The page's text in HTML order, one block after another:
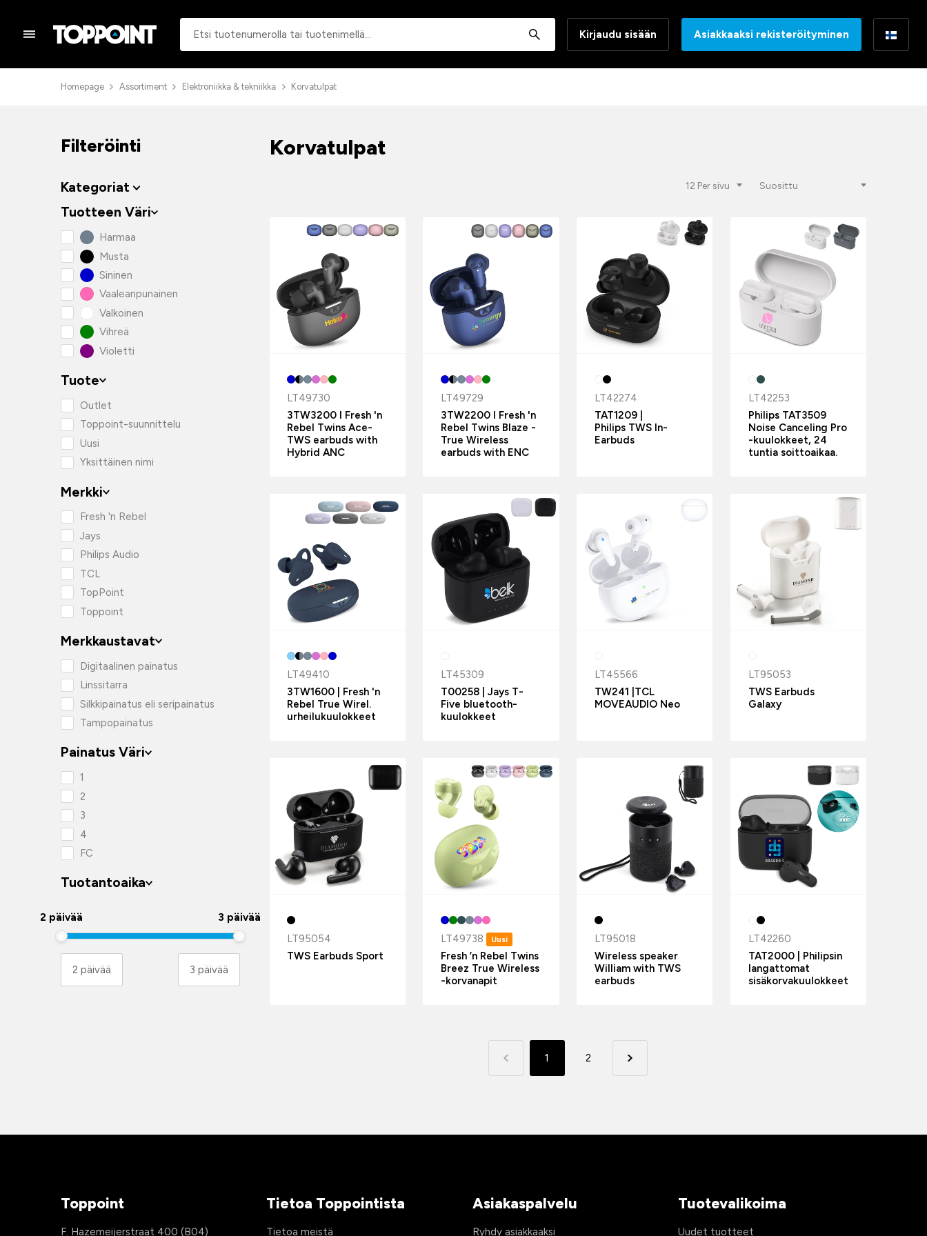
Kirjaudu sisään Asiakkaaksi rekisteröityminen
Homepage Assortiment Elektroniikka & tekniikka Korvatulpat
Korvatulpat
LT49730
3TW3200 I Fresh 'n
Rebel Twins Ace-
TWS earbuds with
Hybrid ANC
LT49729
3TW2200 I Fresh 'n
Rebel Twins Blaze -
True Wireless
earbuds with ENC
LT42274
TAT1209 |
Philips TWS In-
Earbuds
LT42253
Philips TAT3509
Noise Canceling Pro
-kuulokkeet, 24
tuntia soittoaikaa.
LT49410
3TW1600 | Fresh 'n
Rebel True Wirel.
urheilukuulokkeet
LT45309
T00258 | Jays T-
Five bluetooth-
kuulokkeet
LT45566
TW241 |TCL
MOVEAUDIO Neo
LT95053
TWS Earbuds
Galaxy
LT95054
TWS Earbuds Sport
LT49738 Uusi
Fresh ’n Rebel Twins
Breez True Wireless
-korvanapit
LT95018
Wireless speaker
William with TWS
earbuds
LT42260
TAT2000 | Philipsin
langattomat
sisäkorvakuulokkeet
1 2
Filteröinti
Kategoriat
Tuotteen Väri
Harmaa
Musta
Sininen
Vaaleanpunainen
Valkoinen
Vihreä
Violetti
Tuote
Outlet
Toppoint-suunnittelu
Uusi
Yksittäinen nimi
Merkki
Fresh 'n Rebel
Jays
Philips Audio
TCL
TopPoint
Toppoint
Merkkaustavat
Digitaalinen painatus
Linssitarra
Silkkipainatus eli seripainatus
Tampopainatus
Painatus Väri
1
2
3
4
FC
Tuotantoaika
2 päivää 3 päivää
Toppoint
F. Hazemeijerstraat 400 (B04)
Tietoa Toppointista
Tietoa meistä
Asiakaspalvelu
Ryhdy asiakkaaksi
Tuotevalikoima
Uudet tuotteet